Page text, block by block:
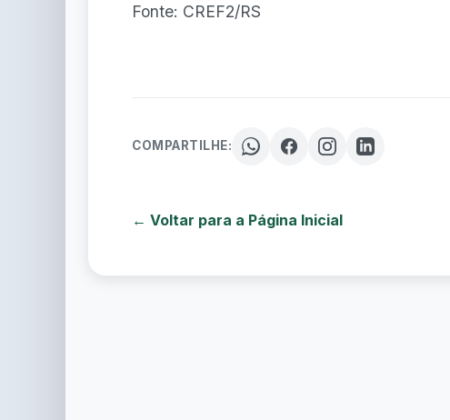
Fonte: CREF2/RS
COMPARTILHE:
← Voltar para a Página Inicial